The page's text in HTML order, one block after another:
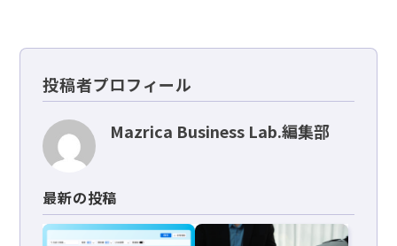
投稿者プロフィール
Mazrica Business Lab.編集部
最新の投稿